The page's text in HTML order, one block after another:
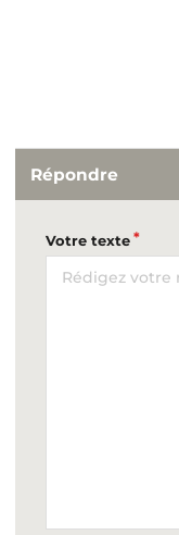
Répondre
Votre texte